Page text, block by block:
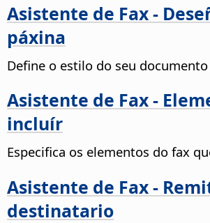
Asistente de Fax -
páxina
Define o estilo do seu
Asistente de Fax -
incluír
Especifica os elementos do fax
Asistente de Fax -
destinatario